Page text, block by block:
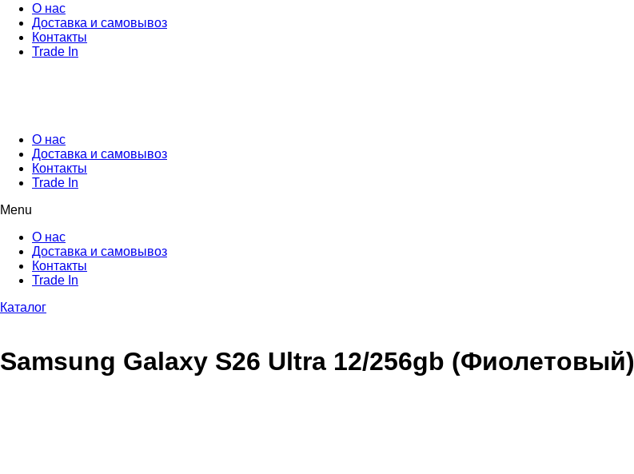
О нас
Доставка и самовывоз
Контакты
Trade In
О нас
Доставка и самовывоз
Контакты
Trade In
Menu
О нас
Доставка и самовывоз
Контакты
Trade In
Каталог
Samsung Galaxy S26 Ultra 12/256gb (Фиолетовый)